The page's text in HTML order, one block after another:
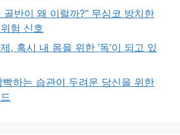
골반이 왜 이럴까?” 무심코 방치한
험 신호
, 혹시 내 몸을 위한 ‘독’이 되고 있
빡하는 습관이 두려운 당신을 위한